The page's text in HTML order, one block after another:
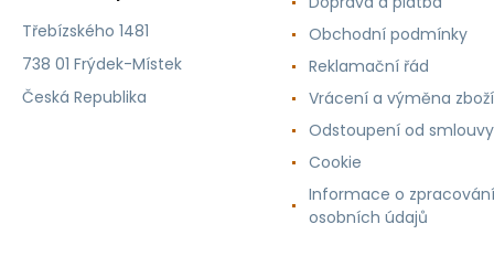
Třebízského 1481
738 01 Frýdek-Místek
Česká Republika
Obchodní podmínky
Reklamační řád
Vrácení a výměna zboží
Odstoupení od smlouvy
Cookie
Informace o zpracování
osobních údajů